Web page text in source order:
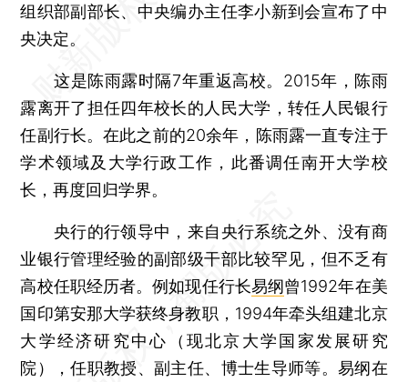
组织部副部长、中央编办主任李小新到会宣布了中
央决定。
这是陈雨露时隔7年重返高校。2015年，陈雨
露离开了担任四年校长的人民大学，转任人民银行
任副行长。在此之前的20余年，陈雨露一直专注于
学术领域及大学行政工作，此番调任南开大学校
长，再度回归学界。
央行的行领导中，来自央行系统之外、没有商
业银行管理经验的副部级干部比较罕见，但不乏有
高校任职经历者。例如现任行长易纲曾1992年在美
国印第安那大学获终身教职，1994年牵头组建北京
大学经济研究中心（现北京大学国家发展研究
院），任职教授、副主任、博士生导师等。易纲在